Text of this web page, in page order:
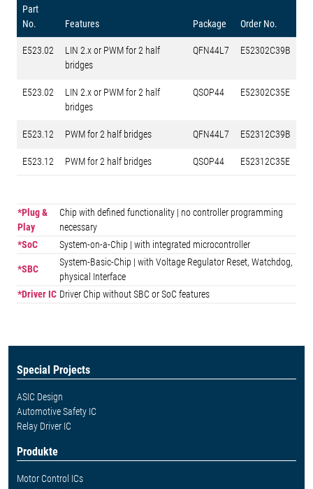
Part
No.
Features Package Order No.
E523.02
LIN 2.x or PWM for 2 half
bridges
QFN44L7 E52302C39B
E523.02
LIN 2.x or PWM for 2 half
bridges
QSOP44 E52302C35E
E523.12 PWM for 2 half bridges QFN44L7 E52312C39B
E523.12 PWM for 2 half bridges QSOP44 E52312C35E
*Plug &
Play
Chip with defined functionality | no controller programming
necessary
*SoC
System-on-a-Chip | with integrated microcontroller
*SBC
System-Basic-Chip | with Voltage Regulator Reset, Watchdog,
physical Interface
*Driver IC Driver Chip without SBC or SoC features
Special Projects
ASIC Design
Automotive Safety IC
Relay Driver IC
Produkte
Motor Control ICs